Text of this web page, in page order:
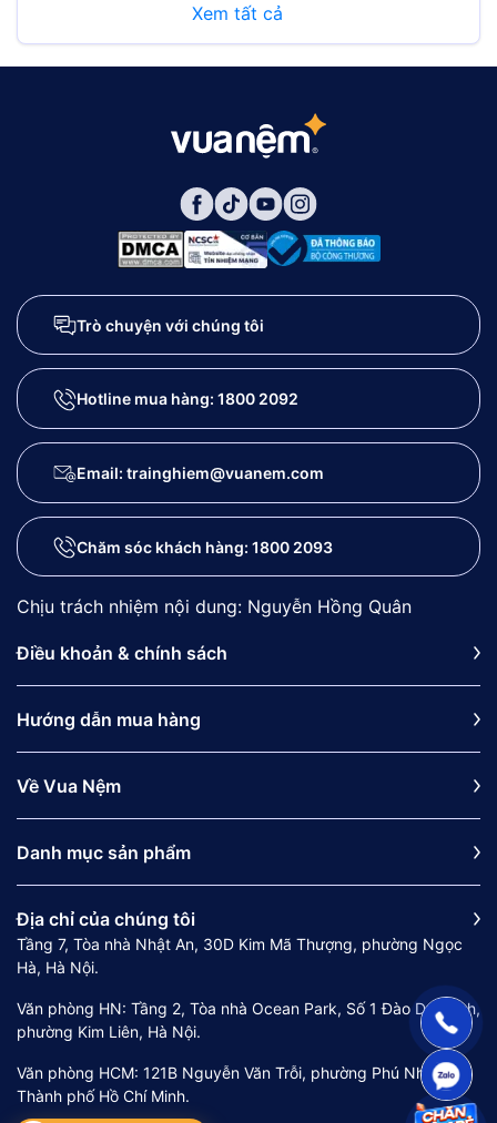
Xem tất cả
Trò chuyện với chúng tôi
Hotline mua hàng: 1800 2092
Email: trainghiem@vuanem.com
Chăm sóc khách hàng: 1800 2093
Chịu trách nhiệm nội dung: Nguyễn Hồng Quân
Điều khoản & chính sách
Hướng dẫn mua hàng
Về Vua Nệm
Danh mục sản phẩm
Địa chỉ của chúng tôi
Tầng 7, Tòa nhà Nhật An, 30D Kim Mã Thượng, phường Ngọc
Hà, Hà Nội.
Văn phòng HN: Tầng 2, Tòa nhà Ocean Park, Số 1 Đào Duy Anh,
phường Kim Liên, Hà Nội.
Văn phòng HCM: 121B Nguyễn Văn Trỗi, phường Phú Nhuận,
Thành phố Hồ Chí Minh.